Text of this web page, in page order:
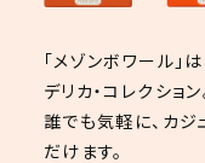
「メゾンボワール」
デリカ・コレクション
誰でも気軽に、カ
だけます。